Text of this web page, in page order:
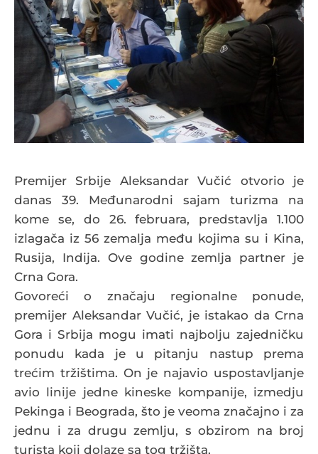
Premijer Srbije Aleksandar Vučić otvorio je
danas 39. Međunarodni sajam turizma na
kome se, do 26. februara, predstavlja 1.100
izlagača iz 56 zemalja među kojima su i Kina,
Rusija, Indija. Ove godine zemlja partner je
Crna Gora.
Govoreći o značaju regionalne ponude,
premijer Aleksandar Vučić, je istakao da Crna
Gora i Srbija mogu imati najbolju zajedničku
ponudu kada je u pitanju nastup prema
trećim tržištima. On je najavio uspostavljanje
avio linije jedne kineske kompanije, izmedju
Pekinga i Beograda, što je veoma značajno i za
jednu i za drugu zemlju, s obzirom na broj
turista koji dolaze sa tog tržišta.